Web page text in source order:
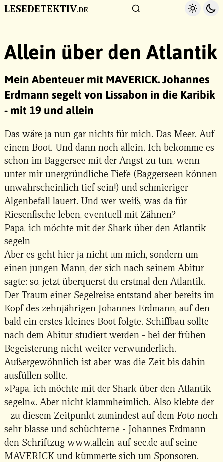
ZUM HAUPTINHALT
LESEDETEKTIV.DE Light
Allein über den Atlantik
Mein Abenteuer mit MAVERICK. Johannes
Erdmann segelt von Lissabon in die Karibik
- mit 19 und allein
Das wäre ja nun gar nichts für mich. Das Meer. Auf
einem Boot. Und dann noch allein. Ich bekomme es
schon im Baggersee mit der Angst zu tun, wenn
unter mir unergründliche Tiefe (Baggerseen können
unwahrscheinlich tief sein!) und schmieriger
Algenbefall lauert. Und wer weiß, was da für
Riesenfische leben, eventuell mit Zähnen?
Papa, ich möchte mit der Shark über den Atlantik
segeln
Aber es geht hier ja nicht um mich, sondern um
einen jungen Mann, der sich nach seinem Abitur
sagte: so, jetzt überquerst du erstmal den Atlantik.
Der Traum einer Segelreise entstand aber bereits im
Kopf des zehnjährigen Johannes Erdmann, auf den
bald ein erstes kleines Boot folgte. Schiffbau sollte
nach dem Abitur studiert werden - bei der frühen
Begeisterung nicht weiter verwunderlich.
Außergewöhnlich ist aber, was die Zeit bis dahin
ausfüllen sollte.
»Papa, ich möchte mit der Shark über den Atlantik
segeln«. Aber nicht klammheimlich. Also klebte der
- zu diesem Zeitpunkt zumindest auf dem Foto noch
sehr blasse und schüchterne - Johannes Erdmann
den Schriftzug www.allein-auf-see.de auf seine
MAVERICK und kümmerte sich um Sponsoren.